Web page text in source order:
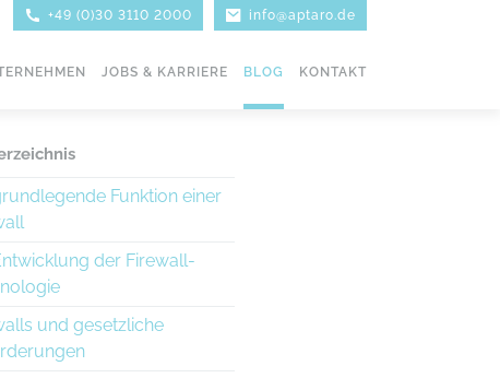
+49 (0)30 3110 2000 info@aptaro.de
JOBS & KARRIERE BLOG KONTAKT
Funktion einer
der Firewall-
und gesetzliche